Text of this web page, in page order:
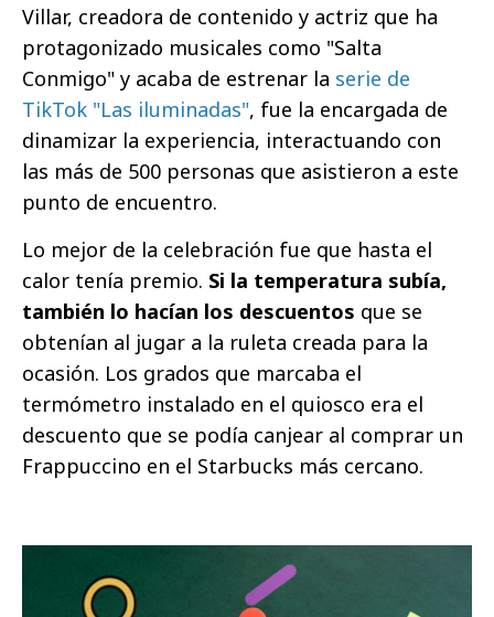
Villar, creadora de contenido y actriz que ha
protagonizado musicales como "Salta
Conmigo" y acaba de estrenar la serie de
TikTok "Las iluminadas", fue la encargada de
dinamizar la experiencia, interactuando con
las más de 500 personas que asistieron a este
punto de encuentro.
Lo mejor de la celebración fue que hasta el
calor tenía premio. Si la temperatura subía,
también lo hacían los descuentos que se
obtenían al jugar a la ruleta creada para la
ocasión. Los grados que marcaba el
termómetro instalado en el quiosco era el
descuento que se podía canjear al comprar un
Frappuccino en el Starbucks más cercano.